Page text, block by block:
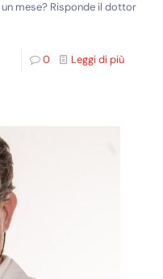
mese? Risponde il dottor
0 Leggi di più